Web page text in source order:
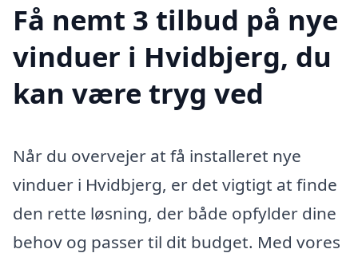
Få nemt 3 tilbud på nye
vinduer i Hvidbjerg, du
kan være tryg ved
Når du overvejer at få installeret nye
vinduer i Hvidbjerg, er det vigtigt at finde
den rette løsning, der både opfylder dine
behov og passer til dit budget. Med vores